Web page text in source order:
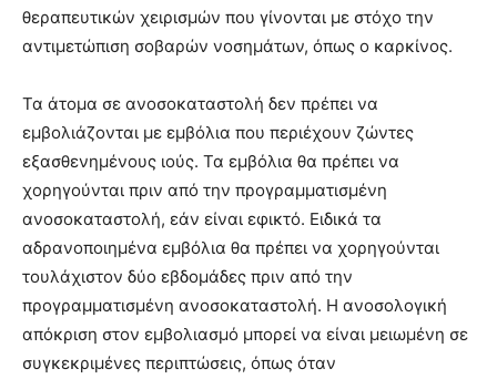
θεραπευτικών χειρισμών που γίνονται με στόχο την
αντιμετώπιση σοβαρών νοσημάτων, όπως ο καρκίνος.
Τα άτομα σε ανοσοκαταστολή δεν πρέπει να
εμβολιάζονται με εμβόλια που περιέχουν ζώντες
εξασθενημένους ιούς. Τα εμβόλια θα πρέπει να
χορηγούνται πριν από την προγραμματισμένη
ανοσοκαταστολή, εάν είναι εφικτό. Ειδικά τα
αδρανοποιημένα εμβόλια θα πρέπει να χορηγούνται
τουλάχιστον δύο εβδομάδες πριν από την
προγραμματισμένη ανοσοκαταστολή. Η ανοσολογική
απόκριση στον εμβολιασμό μπορεί να είναι μειωμένη σε
συγκεκριμένες περιπτώσεις, όπως όταν